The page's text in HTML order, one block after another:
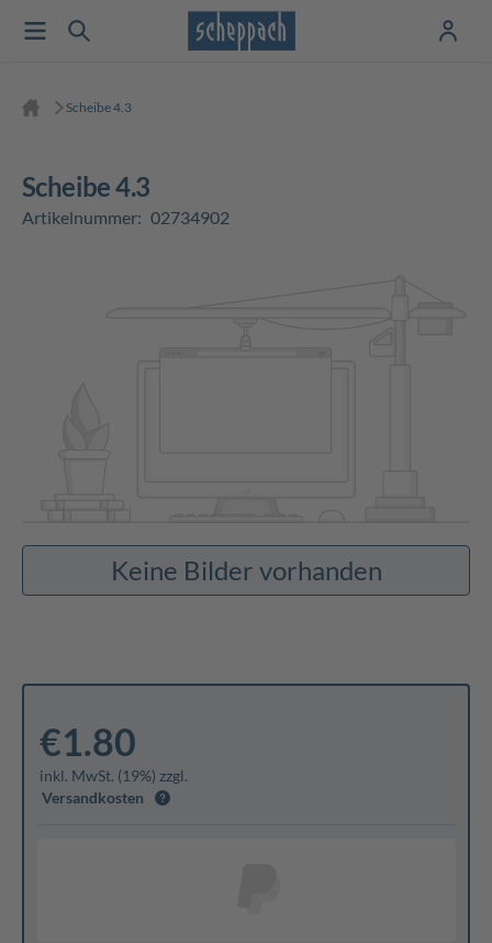
Scheibe 4.3
Scheibe 4.3
Artikelnummer: 02734902
Keine Bilder vorhanden
€1.80
inkl. MwSt. (19%) zzgl.
Versandkosten